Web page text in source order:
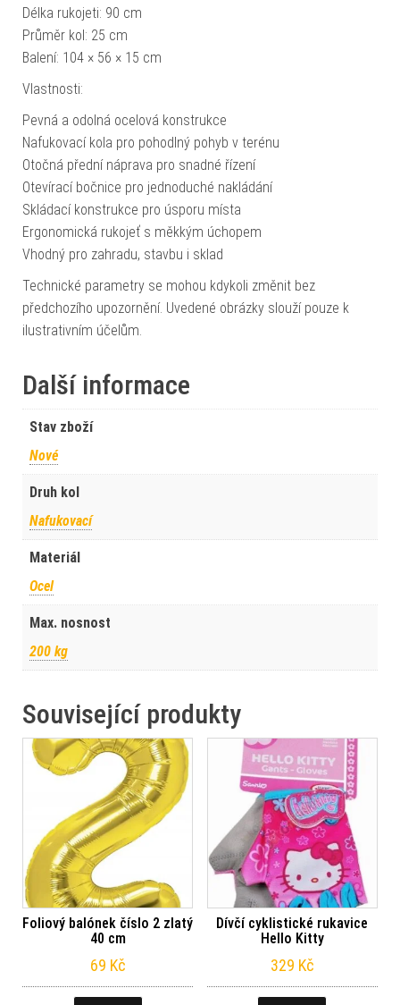
Délka rukojeti: 90 cm
Průměr kol: 25 cm
Balení: 104 × 56 × 15 cm
Vlastnosti:
Pevná a odolná ocelová konstrukce
Nafukovací kola pro pohodlný pohyb v terénu
Otočná přední náprava pro snadné řízení
Otevírací bočnice pro jednoduché nakládání
Skládací konstrukce pro úsporu místa
Ergonomická rukojeť s měkkým úchopem
Vhodný pro zahradu, stavbu i sklad
Technické parametry se mohou kdykoli změnit bez
předchozího upozornění. Uvedené obrázky slouží pouze k
ilustrativním účelům.
Další informace
Stav zboží
Nové
Druh kol
Nafukovací
Materiál
Ocel
Max. nosnost
200 kg
Související produkty
Foliový balónek číslo 2 zlatý
40 cm
69 Kč
Dívčí cyklistické rukavice
Hello Kitty
329 Kč